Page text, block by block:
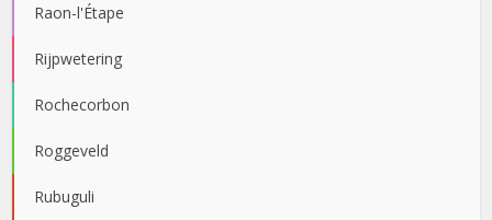
Raon-l'Étape
Rijpwetering
Rochecorbon
Roggeveld
Rubuguli